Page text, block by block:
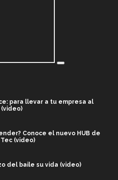
para llevar a tu empresa al
Conoce el nuevo HUB de
(video)
del baile su vida (video)